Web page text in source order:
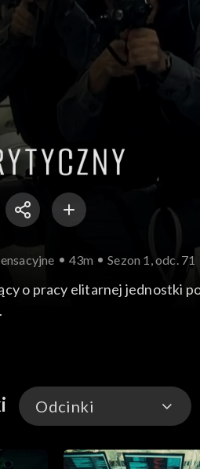
43m Sezon 1, odc. 71
o pracy elitarnej jednostki
Odcinki
Odcinki